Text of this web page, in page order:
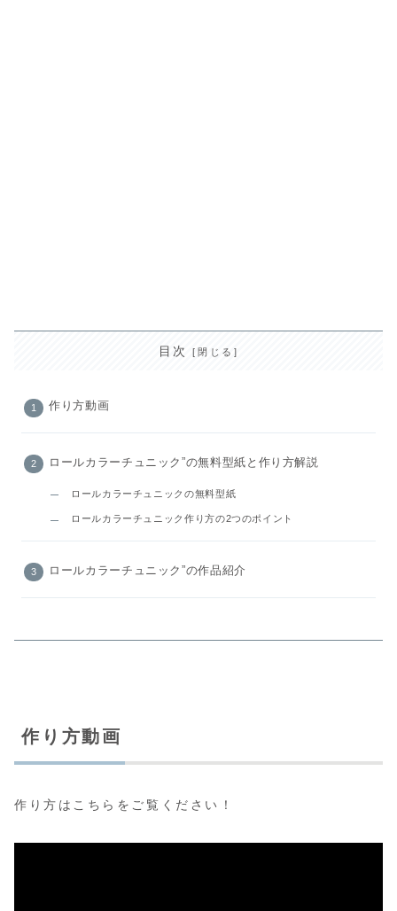
目次
作り方動画
ロールカラーチュニック”の無料型紙と作り方解説
ロールカラーチュニックの無料型紙
ロールカラーチュニック作り方の2つのポイント
ロールカラーチュニック”の作品紹介
作り方動画
作り方はこちらをご覧ください！